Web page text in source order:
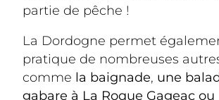
partie de pêche !
La Dordogne permet
pratique de nombreuses
comme la baignade, une
gabare à La Roque Gageac ou